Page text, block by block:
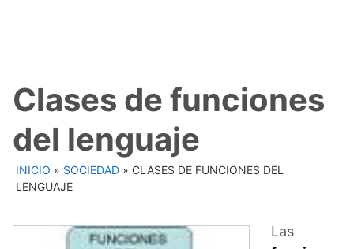
Clases de funciones
del lenguaje
INICIO » SOCIEDAD » CLASES DE FUNCIONES DEL
LENGUAJE
Las